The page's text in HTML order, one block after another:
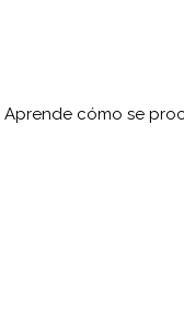
Aprende cómo se